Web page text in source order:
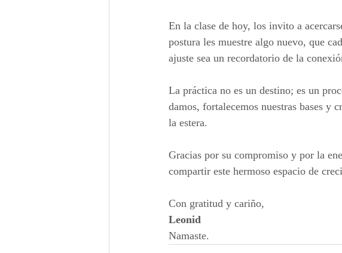
En la clase de hoy, los invito a
postura les muestre algo nuevo, que
ajuste sea un recordatorio de la
La práctica no es un destino; es un
damos, fortalecemos nuestras bases y
la estera.
Gracias por su compromiso y por la
compartir este hermoso espacio de
Con gratitud y cariño,
Leonid
Namaste.